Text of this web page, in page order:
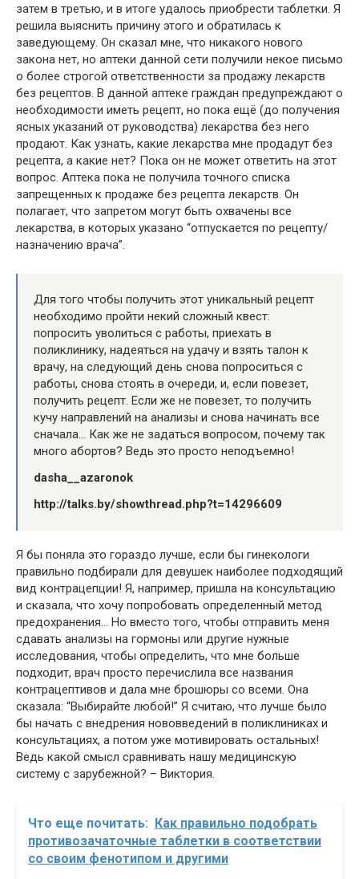
затем в третью, и в итоге удалось приобрести таблетки. Я
решила выяснить причину этого и обратилась к
заведующему. Он сказал мне, что никакого нового
закона нет, но аптеки данной сети получили некое письмо
о более строгой ответственности за продажу лекарств
без рецептов. В данной аптеке граждан предупреждают о
необходимости иметь рецепт, но пока ещё (до получения
ясных указаний от руководства) лекарства без него
продают. Как узнать, какие лекарства мне продадут без
рецепта, а какие нет? Пока он не может ответить на этот
вопрос. Аптека пока не получила точного списка
запрещенных к продаже без рецепта лекарств. Он
полагает, что запретом могут быть охвачены все
лекарства, в которых указано “отпускается по рецепту/
назначению врача”.
Для того чтобы получить этот уникальный рецепт
необходимо пройти некий сложный квест:
попросить уволиться с работы, приехать в
поликлинику, надеяться на удачу и взять талон к
врачу, на следующий день снова попроситься с
работы, снова стоять в очереди, и, если повезет,
получить рецепт. Если же не повезет, то получить
кучу направлений на анализы и снова начинать все
сначала… Как же не задаться вопросом, почему так
много абортов? Ведь это просто неподъемно!
dasha__azaronok
http://talks.by/showthread.php?t=14296609
Я бы поняла это гораздо лучше, если бы гинекологи
правильно подбирали для девушек наиболее подходящий
вид контрацепции! Я, например, пришла на консультацию
и сказала, что хочу попробовать определенный метод
предохранения… Но вместо того, чтобы отправить меня
сдавать анализы на гормоны или другие нужные
исследования, чтобы определить, что мне больше
подходит, врач просто перечислила все названия
контрацептивов и дала мне брошюры со всеми. Она
сказала: “Выбирайте любой!” Я считаю, что лучше было
бы начать с внедрения нововведений в поликлиниках и
консультациях, а потом уже мотивировать остальных!
Ведь какой смысл сравнивать нашу медицинскую
систему с зарубежной? – Виктория.
Что еще почитать: Как правильно подобрать
противозачаточные таблетки в соответствии
со своим фенотипом и другими